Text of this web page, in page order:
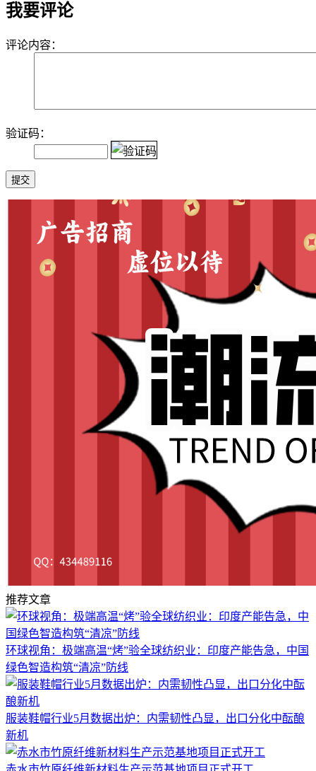
我要评论
评论内容：
验证码：
推荐文章
环球视角：极端高温“烤”验全球纺织业：印度产能告急，中国
绿色智造构筑“清凉”防线
服装鞋帽行业5月数据出炉：内需韧性凸显，出口分化中酝酿
新机